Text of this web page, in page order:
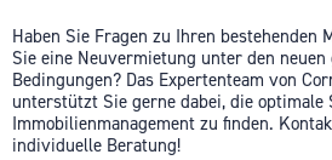
Haben Sie Fragen zu Ihren bestehenden
Sie eine Neuvermietung unter den neuen
Bedingungen? Das Expertenteam von
unterstützt Sie gerne dabei, die
Immobilienmanagement zu finden.
individuelle Beratung!